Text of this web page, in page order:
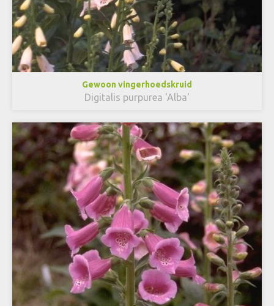
Gewoon vingerhoedskruid
Digitalis purpurea 'Alba'